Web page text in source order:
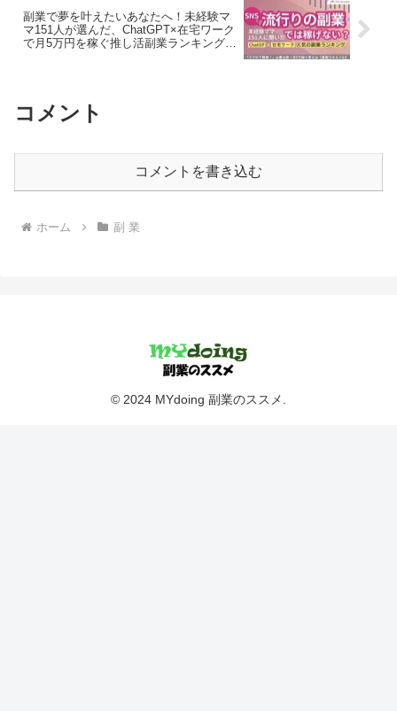
副業で夢を叶えたいあなたへ！未経験マ
マ151人が選んだ、ChatGPT×在宅ワーク
で月5万円を稼ぐ推し活副業ランキング発
コメント
コメントを書き込む
ホーム 副 業
© 2024 MYdoing 副業のススメ.